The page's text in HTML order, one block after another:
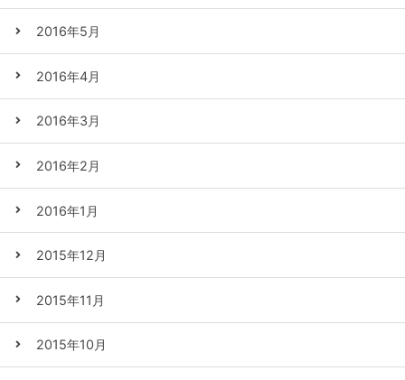
2016年5月
2016年4月
2016年3月
2016年2月
2016年1月
2015年12月
2015年11月
2015年10月